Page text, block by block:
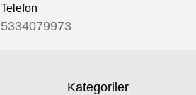
Telefon
5334079973
Kategoriler